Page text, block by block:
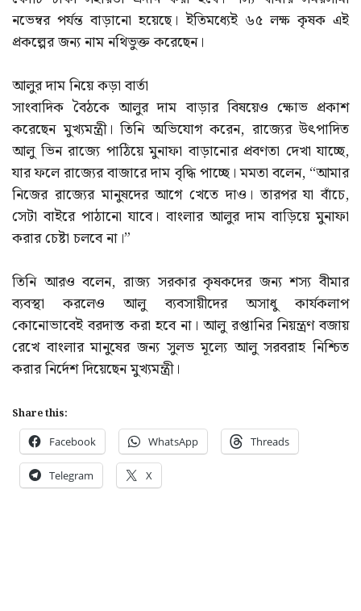
নভেম্বর পর্যন্ত বাড়ানো হয়েছে। ইতিমধ্যেই ৬৫ লক্ষ কৃষক এই
প্রকল্পের জন্য নাম নথিভুক্ত করেছেন।
আলুর দাম নিয়ে কড়া বার্তা
সাংবাদিক বৈঠকে আলুর দাম বাড়ার বিষয়েও ক্ষোভ প্রকাশ
করেছেন মুখ্যমন্ত্রী। তিনি অভিযোগ করেন, রাজ্যের উৎপাদিত
আলু ভিন রাজ্যে পাঠিয়ে মুনাফা বাড়ানোর প্রবণতা দেখা যাচ্ছে,
যার ফলে রাজ্যের বাজারে দাম বৃদ্ধি পাচ্ছে। মমতা বলেন, “আমার
নিজের রাজ্যের মানুষদের আগে খেতে দাও। তারপর যা বাঁচে,
সেটা বাইরে পাঠানো যাবে। বাংলার আলুর দাম বাড়িয়ে মুনাফা
করার চেষ্টা চলবে না।”
তিনি আরও বলেন, রাজ্য সরকার কৃষকদের জন্য শস্য বীমার
ব্যবস্থা করলেও আলু ব্যবসায়ীদের অসাধু কার্যকলাপ
কোনোভাবেই বরদাস্ত করা হবে না। আলু রপ্তানির নিয়ন্ত্রণ বজায়
রেখে বাংলার মানুষের জন্য সুলভ মূল্যে আলু সরবরাহ নিশ্চিত
করার নির্দেশ দিয়েছেন মুখ্যমন্ত্রী।
Share this:
Facebook WhatsApp Threads
Telegram X